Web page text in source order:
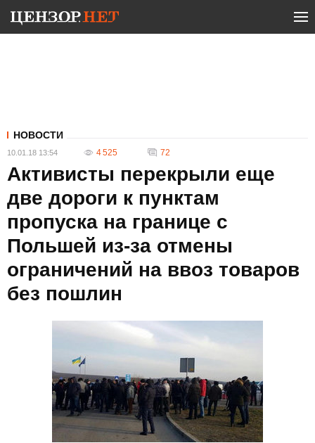
НОВОСТИ
10.01.18 13:54 4 525 72
Активисты перекрыли еще
две дороги к пунктам
пропуска на границе с
Польшей из-за отмены
ограничений на ввоз товаров
без пошлин